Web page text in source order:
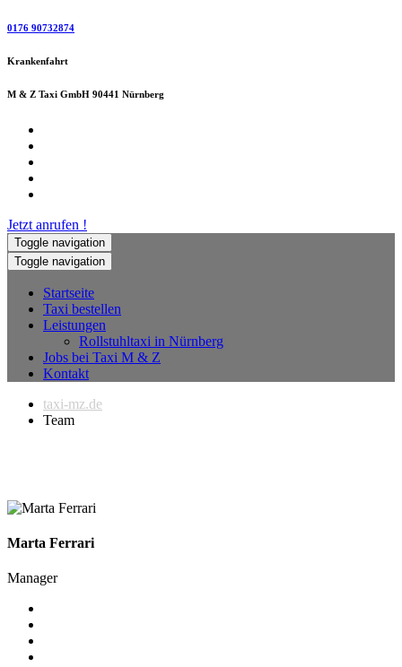
0176 90732874
Krankenfahrt
M & Z Taxi GmbH 90441 Nürnberg
Jetzt anrufen !
Toggle navigation
Toggle navigation
Startseite
Taxi bestellen
Leistungen
Rollstuhltaxi in Nürnberg
Jobs bei Taxi M & Z
Kontakt
taxi-mz.de
Team
Marta Ferrari
Manager